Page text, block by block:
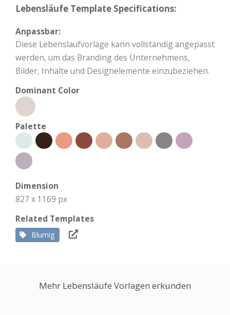
Lebensläufe Template Specifications:
Anpassbar:
Diese Lebenslaufvorlage kann vollständig angepasst
werden, um das Branding des Unternehmens,
Bilder, Inhalte und Designelemente einzubeziehen.
Dominant Color
Palette
Dimension
827 x 1169 px
Related Templates
Blumig
Mehr Lebensläufe Vorlagen erkunden